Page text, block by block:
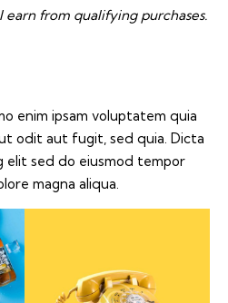
earn from qualifying purchases.
enim ipsam voluptatem quia
odit aut fugit, sed quia. Dicta
elit sed do eiusmod tempor
magna aliqua.